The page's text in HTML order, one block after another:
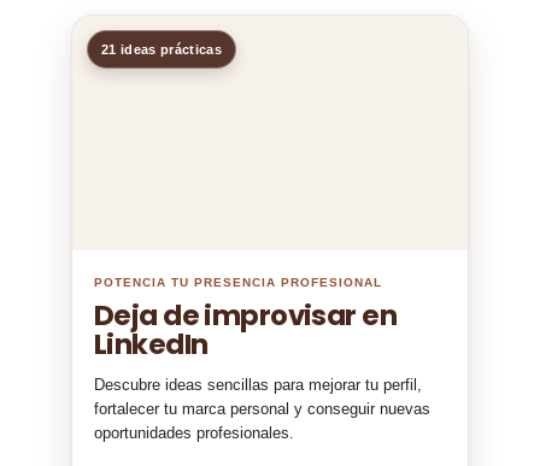
21 ideas prácticas
POTENCIA TU PRESENCIA PROFESIONAL
Deja de improvisar en
LinkedIn
Descubre ideas sencillas para mejorar tu perfil,
fortalecer tu marca personal y conseguir nuevas
oportunidades profesionales.